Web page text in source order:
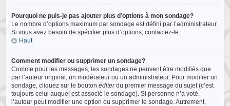
Pourquoi ne puis-je pas ajouter plus d’options à mon sondage?
Le nombre d’options maximum par sondage est défini par l’administrateur.
Si vous avez besoin de spécifier plus d’options, contactez-le.
Haut
Comment modifier ou supprimer un sondage?
Comme pour les messages, les sondages ne peuvent être modifiés que
par l’auteur original, un modérateur ou un administrateur. Pour modifier un
sondage, cliquez sur le boutonéditerdu premier message du sujet (c’est
toujours celui auquel est associé le sondage). Si personne n’a voté,
l’auteur peut modifier une option ou supprimer le sondage. Autrement,